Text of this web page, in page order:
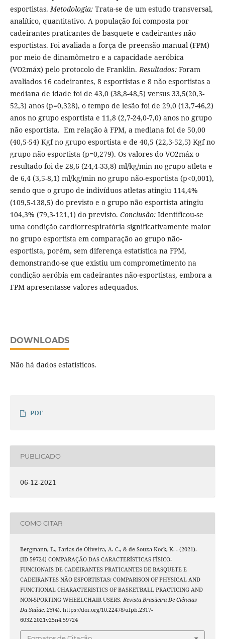
esportistas.Metodologia:Trata-se de um estudo transversal,
analítico, quantitativo. A população foi composta por
cadeirantes praticantes de basquete e cadeirantes não
esportistas. Foi avaliada a força de preensão manual (FPM)
por meio de dinamômetro e a capacidade aeróbica
(VO2máx) pelo protocolo de Franklin.Resultados: Foram
avaliados 16 cadeirantes, 8 esportistas e 8 não esportistas a
mediana de idade foi de 43,0 (38,8-48,5) versus 33,5(20,3-
52,3) anos (p=0,328), o tempo de lesão foi de 29,0 (13,7-46,2)
anos no grupo esportista e 11,8 (2,7-24,0-7,0) anos no grupo
não esportista. Em relação à FPM, a mediana foi de 50,00
(40,5-54) Kgf no grupo esportista e de 40,5 (22,3-52,5) Kgf no
grupo não esportista (p=0,279). Os valores do VO2máx o
resultado foi de 28,6 (24,4-33,8) ml/kg/min no grupo atleta e
de 6,4 (3,5-8,1) ml/kg/min no grupo não-esportista (p<0,001),
sendo que o grupo de indivíduos atletas atingiu 114,4%
(109,5-138,5) do previsto e o grupo não esportista atingiu
104,3% (79,3-121,1) do previsto. Conclusão:Identificou-se
uma condição cardiorrespiratória significativamente maior
no grupo esportista em comparação ao grupo não-
esportista, porém, sem diferença estatística na FPM,
demonstrando-se que existiu um comprometimento na
condição aeróbia em cadeirantes não-esportistas, embora a
FPM apresentasse valores adequados.
DOWNLOADS
Não há dados estatísticos.
PDF
PUBLICADO
06-12-2021
COMO CITAR
Bergmann, E., Farias de Oliveira, A. C., & de Souza Kock, K. . (2021).
[ID 59724] COMPARAÇÃO DAS CARACTERÍSTICAS FÍSICO-
FUNCIONAIS DE CADEIRANTES PRATICANTES DE BASQUETE E
CADEIRANTES NÃO ESPORTISTAS: COMPARISON OF PHYSICAL AND
FUNCTIONAL CHARACTERISTICS OF BASKETBALL PRACTICING AND
NON-SPORTING WHEELCHAIR USERS. Revista Brasileira De Ciências
Da Saúde, 25(4). https://doi.org/10.22478/ufpb.2317-
6032.2021v25n4.59724